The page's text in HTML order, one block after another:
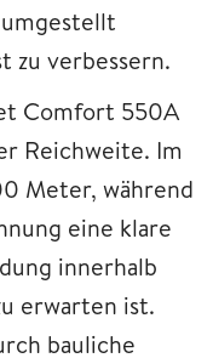
zu verbessern.
Comfort 550A
Reichweite. Im
Meter, während
eine klare
innerhalb
erwarten ist.
bauliche